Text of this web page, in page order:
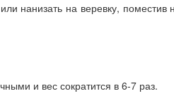
нанизать на веревку, поместив
и вес сократится в 6-7 раз.